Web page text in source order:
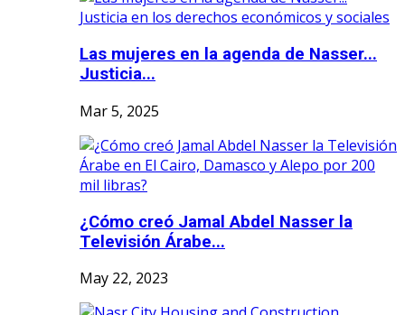
Las mujeres en la agenda de Nasser...
Justicia...
Mar 5, 2025
¿Cómo creó Jamal Abdel Nasser la
Televisión Árabe...
May 22, 2023